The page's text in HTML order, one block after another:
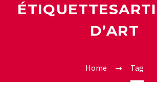
D’ART
Home Tag
1